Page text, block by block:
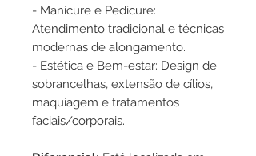
- Manicure e Pedicure:
Atendimento tradicional e técnicas
modernas de alongamento.
- Estética e Bem-estar: Design de
sobrancelhas, extensão de cílios,
maquiagem e tratamentos
faciais/corporais.